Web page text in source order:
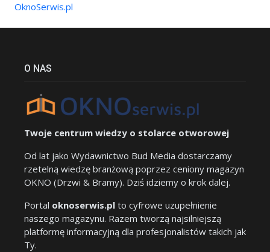
OknoSerwis.pl
O NAS
Twoje centrum wiedzy o stolarce otworowej
Od lat jako Wydawnictwo Bud Media dostarczamy
rzetelną wiedzę branżową poprzez ceniony magazyn
OKNO (Drzwi & Bramy). Dziś idziemy o krok dalej.
Portal oknoserwis.pl to cyfrowe uzupełnienie
naszego magazynu. Razem tworzą najsilniejszą
platformę informacyjną dla profesjonalistów takich jak
Ty.